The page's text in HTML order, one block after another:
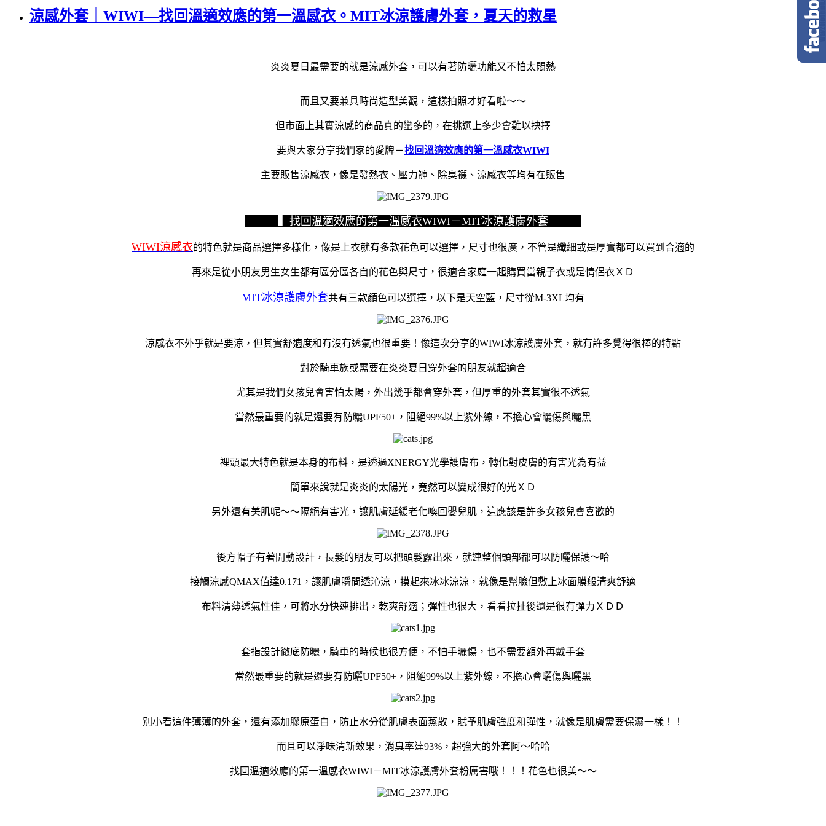
涼感外套｜WIWI—找回溫適效應的第一溫感衣。MIT冰涼護膚外套，夏天的救星
炎炎夏日最需要的就是涼感外套，可以有著防曬功能又不怕太悶熱
而且又要兼具時尚造型美觀，這樣拍照才好看啦～～
但市面上其實涼感的商品真的蠻多的，在挑選上多少會難以抉擇
要與大家分享我們家的愛牌－找回溫適效應的第一溫感衣WIWI
主要販售涼感衣，像是發熱衣、壓力褲、除臭襪、涼感衣等均有在販售
▍找回溫適效應的第一溫感衣WIWI－MIT冰涼護膚外套
WIWI涼感衣的特色就是商品選擇多樣化，像是上衣就有多款花色可以選擇，尺寸也很廣，不管是纖細或是厚實都可以買到合適的
再來是從小朋友男生女生都有區分區各自的花色與尺寸，很適合家庭一起購買當親子衣或是情侶衣ＸＤ
MIT冰涼護膚外套共有三款顏色可以選擇，以下是天空藍，尺寸從M-3XL均有
涼感衣不外乎就是要涼，但其實舒適度和有沒有透氣也很重要！像這次分享的WIWI冰涼護膚外套，就有許多覺得很棒的特點
對於騎車族或需要在炎炎夏日穿外套的朋友就超適合
尤其是我們女孩兒會害怕太陽，外出幾乎都會穿外套，但厚重的外套其實很不透氣
當然最重要的就是還要有防曬UPF50+，阻絕99%以上紫外線，不擔心會曬傷與曬黑
裡頭最大特色就是本身的布料，是透過XNERGY光學護膚布，轉化對皮膚的有害光為有益
簡單來說就是炎炎的太陽光，竟然可以變成很好的光ＸＤ
另外還有美肌呢～～隔絕有害光，讓肌膚延緩老化喚回嬰兒肌，這應該是許多女孩兒會喜歡的
後方帽子有著開動設計，長髮的朋友可以把頭髮露出來，就連整個頭部都可以防曬保護～哈
接觸涼感QMAX值達0.171，讓肌膚瞬間透沁涼，摸起來冰冰涼涼，就像是幫臉但敷上冰面膜般清爽舒適
布料清薄透氣性佳，可將水分快速排出，乾爽舒適；彈性也很大，看看拉扯後還是很有彈力ＸＤＤ
套指設計徹底防曬，騎車的時候也很方便，不怕手曬傷，也不需要額外再戴手套
當然最重要的就是還要有防曬UPF50+，阻絕99%以上紫外線，不擔心會曬傷與曬黑
別小看這件薄薄的外套，還有添加膠原蛋白，防止水分從肌膚表面蒸散，賦予肌膚強度和彈性，就像是肌膚需要保濕一樣！！
而且可以淨味清新效果，消臭率達93%，超強大的外套阿～哈哈
找回溫適效應的第一溫感衣WIWI－MIT冰涼護膚外套粉厲害哦！！！花色也很美～～